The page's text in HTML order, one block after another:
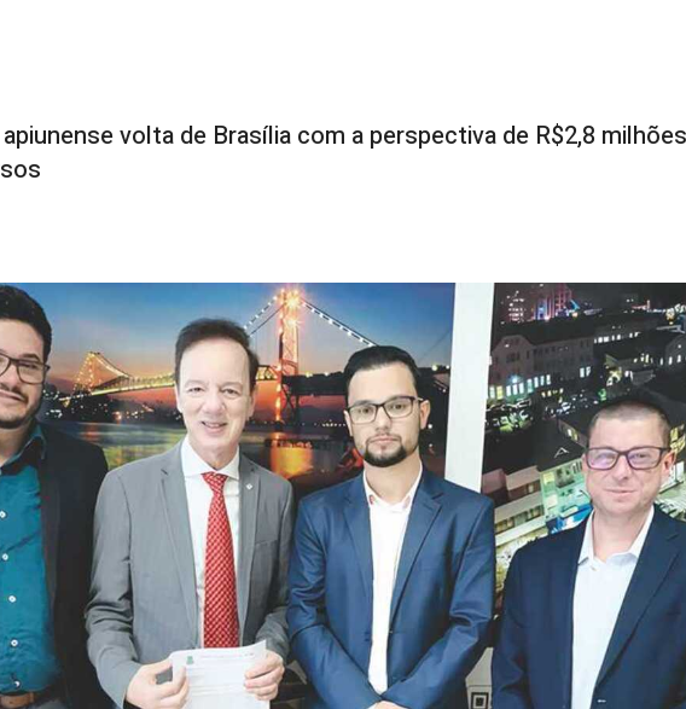
volta de Brasília com a perspectiva de R$2,8 milhões